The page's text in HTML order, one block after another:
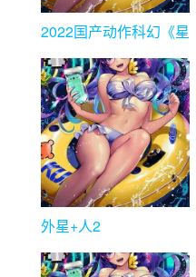
2022国产动作科幻《星
语中字
外星+人2